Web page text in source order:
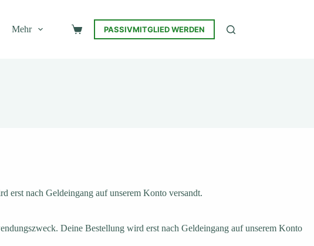
Mehr WarenkorbPASSIVMITGLIED WERDEN
erst nach Geldeingang auf unserem Konto versandt.
Deine Bestellung wird erst nach Geldeingang auf unserem Konto